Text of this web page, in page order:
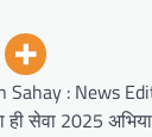
: News
ही सेवा 2025